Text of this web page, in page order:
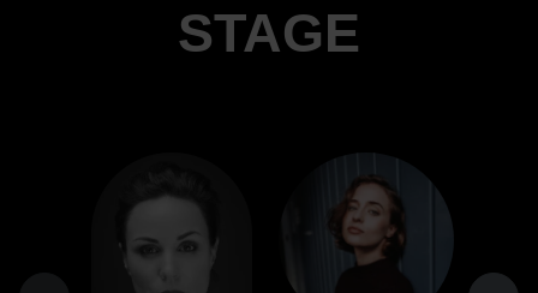
STAGE